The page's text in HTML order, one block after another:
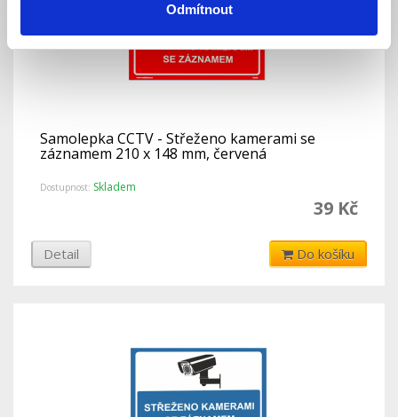
Odmítnout
Samolepka CCTV - Střeženo kamerami se
záznamem 210 x 148 mm, červená
Dostupnost: Skladem
39 Kč
Detail Do košíku